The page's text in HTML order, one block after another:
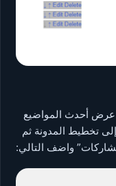
عرض أحدث المواضيع
تخطيط المدونة ثم
واضف التالي: